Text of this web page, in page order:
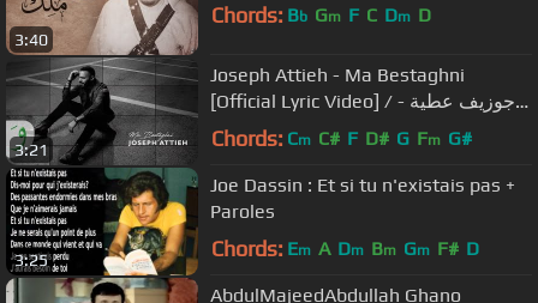
3:40
Chords: Bb Gm F C Dm D
3:21
Joseph Attieh - Ma Bestaghni
[Official Lyric Video] / جوزيف عطية -
ما بستغني
Chords: Cm C# F D# G Fm G#
3:25
Joe Dassin : Et si tu n'existais pas +
Paroles
Chords: Em A Dm Bm Gm F# D
AbdulMajeedAbdullah Ghano